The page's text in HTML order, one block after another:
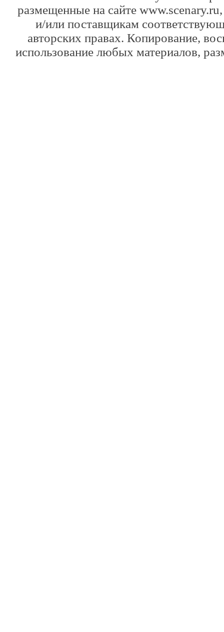
размещенные на сайте
и/или поставщикам
авторских правах. Копирование,
использование любых материалов,